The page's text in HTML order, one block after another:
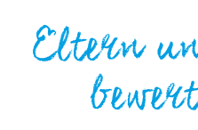
Eltern